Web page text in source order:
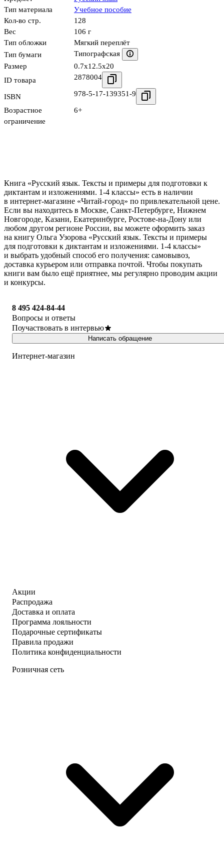
Тип материала
Учебное пособие
Кол-во стр.
128
Вес
106 г
Тип обложки
Мягкий переплёт
Тип бумаги
Типографская
Размер
0.7x12.5x20
ID товара
2878004
ISBN 978-5-17-139351-9
Возрастное
ограничение
6+
Книга «Русский язык. Тексты и примеры для подготовки к
диктантам и изложениями. 1-4 классы» есть в наличии
в интернет-магазине «Читай-город» по привлекательной цене.
Если вы находитесь в Москве, Санкт-Петербурге, Нижнем
Новгороде, Казани, Екатеринбурге, Ростове-на-Дону или
любом другом регионе России, вы можете оформить заказ
на книгу Ольга Узорова «Русский язык. Тексты и примеры
для подготовки к диктантам и изложениями. 1-4 классы»
и выбрать удобный способ его получения: самовывоз,
доставка курьером или отправка почтой. Чтобы покупать
книги вам было ещё приятнее, мы регулярно проводим акции
и конкурсы.
8 495 424-84-44
Вопросы и ответы
Поучаствовать в интервью
Написать обращение
Интернет-магазин
Акции
Распродажа
Доставка и оплата
Программа лояльности
Подарочные сертификаты
Правила продажи
Политика конфиденциальности
Розничная сеть